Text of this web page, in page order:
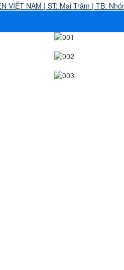
VIỆT NAM | ST: Mai Trâm | TB: